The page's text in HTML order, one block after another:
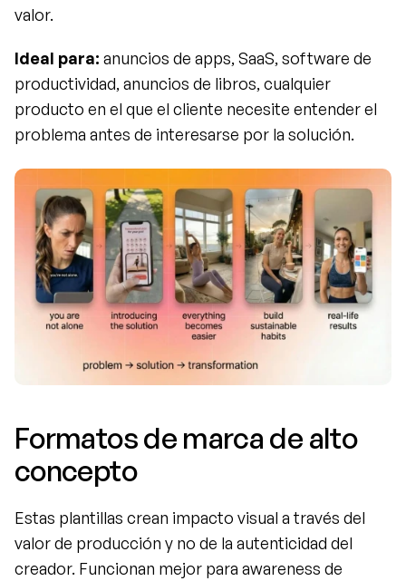
valor.
Ideal para: anuncios de apps, SaaS, software de
productividad, anuncios de libros, cualquier
producto en el que el cliente necesite entender el
problema antes de interesarse por la solución.
Formatos de marca de alto
concepto
Estas plantillas crean impacto visual a través del
valor de producción y no de la autenticidad del
creador. Funcionan mejor para awareness de